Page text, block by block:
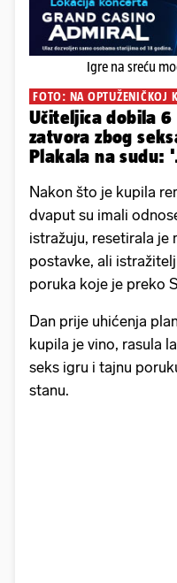
Igre na sreću
FOTO: NA OPTUŽENIČKOJ
Učiteljica dobila
zatvora zbog
Plakala na sudu:
Nakon što je kupila
dvaput su imali
istražuju, resetirala
postavke, ali
poruka koje je preko
Dan prije uhićenja
kupila je vino, rasula
seks igru i tajnu
stanu.